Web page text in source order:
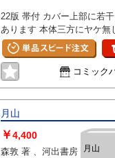
22版 帯付 カバー上部に若干よれ
あります 本体三方にヤケ無
コミック
月山
月山
￥4,400
森敦 著 、河出書房